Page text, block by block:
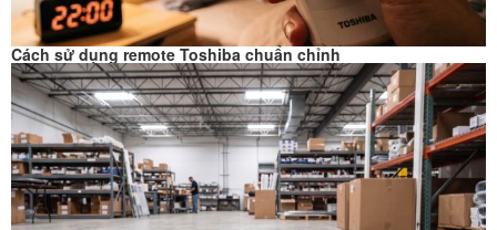
Cách sử dụng remote Toshiba chuẩn chỉnh